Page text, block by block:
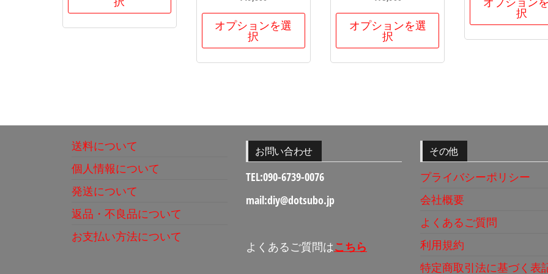
オプションを選
択
オプションを選
択
択
送料について
個人情報について
発送について
返品・不良品について
お支払い方法について
お問い合わせ
TEL:090-6739-0076
mail:diy@dotsubo.jp
よくあるご質問はこちら
その他
プライバシーポリシー
会社概要
よくあるご質問
利用規約
特定商取引法に基づく表